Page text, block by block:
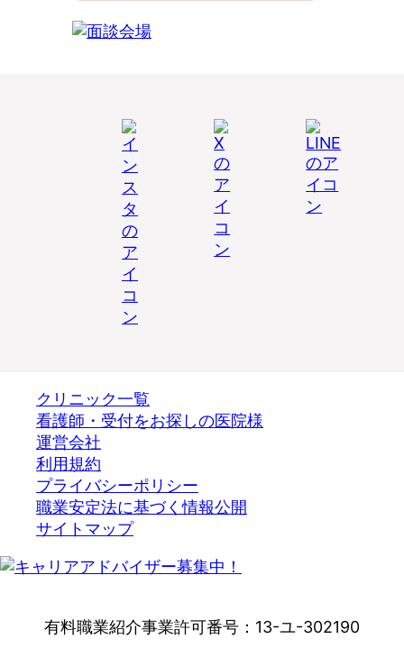
クリニック一覧
看護師・受付をお探しの医院様
運営会社
利用規約
プライバシーポリシー
職業安定法に基づく情報公開
サイトマップ
有料職業紹介事業許可番号：13-ユ-302190